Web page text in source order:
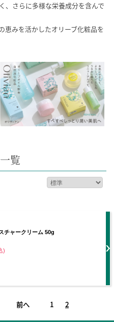
、さらに多様な栄養成分を含んで
恵みを活かしたオリーブ化粧品を
覧
チャークリーム 50g
)
前へ 1 2